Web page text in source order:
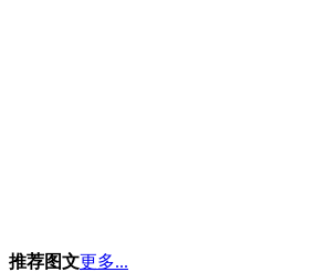
推荐图文更多...